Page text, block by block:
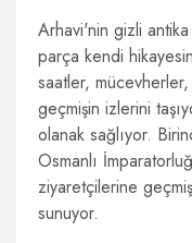
Arhavi'nin gizli
parça kendi
saatler,
geçmişin izlerini
olanak sağlıyor.
Osmanlı
ziyaretçilerine
sunuyor.